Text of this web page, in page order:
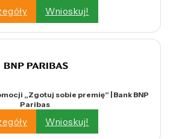
Wnioskuj!
„Zgotuj sobie premię” | Bank BNP
Paribas
Wnioskuj!